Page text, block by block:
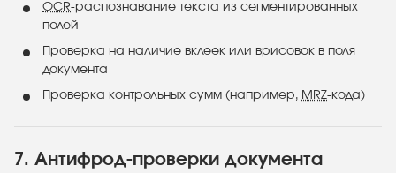
OCR-распознавание текста из сегментированных
полей
Проверка на наличие вклеек или врисовок в поля
документа
Проверка контрольных сумм (например, MRZ-кода)
7. Антифрод-проверки документа